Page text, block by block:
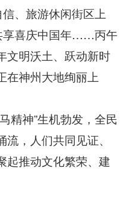
、旅游休闲街区上
享喜庆中国年……丙午
文明沃土、跃动新时
在神州大地绚丽上
神”生机勃发，全民
，人们共同见证、
起推动文化繁荣、建